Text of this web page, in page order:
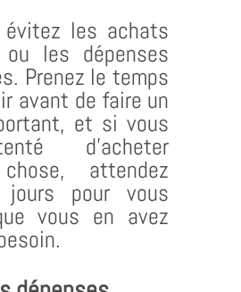
évitez les achats
les dépenses
Prenez le temps
avant de faire un
et si vous
d’acheter
attendez
jours pour vous
vous en avez